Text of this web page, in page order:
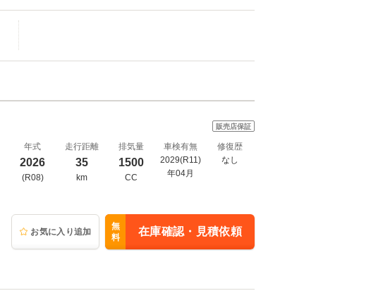
販売店保証
年式
2026
(R08)
走行距離
35
km
排気量
1500
CC
車検有無
2029(R11)
年04月
修復歴
なし
お気に入り追加
無
料
在庫確認・見積依頼